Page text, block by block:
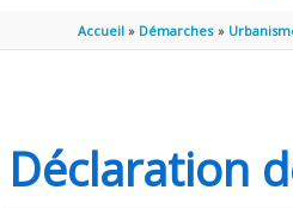
Accueil Démarches
Déclaration